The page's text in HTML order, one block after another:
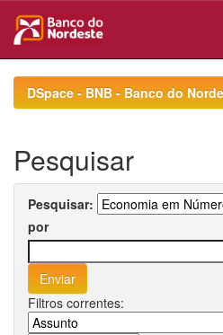
navigationDSpace - BNB - Banco do
Pesquisar
Pesquisar:
por
Filtros correntes: